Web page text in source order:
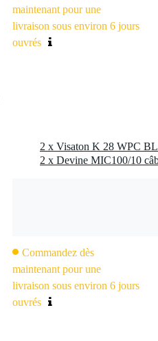
maintenant pour une
livraison sous environ 6 jours
ouvrés
2 x Visaton K 28 WPC
2 x Devine MIC100/10
Commandez dès
maintenant pour une
livraison sous environ 6 jours
ouvrés